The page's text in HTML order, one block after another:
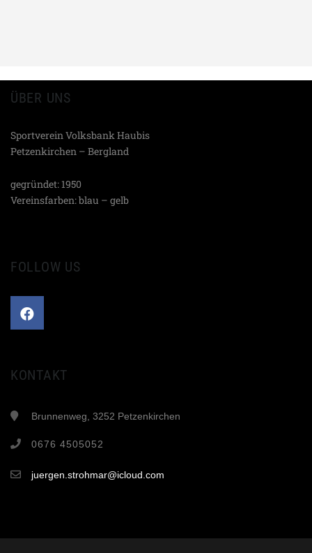
ÜBER UNS
Sportverein Volksbank Haubis
Petzenkirchen – Bergland
gegründet: 1950
Vereinsfarben: blau – gelb
FOLLOW US
KONTAKT
Brunnenweg, 3252 Petzenkirchen
0676 4505052
juergen.strohmar@icloud.com